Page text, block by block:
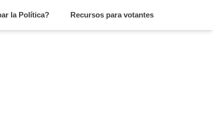
la Política? Recursos para votantes